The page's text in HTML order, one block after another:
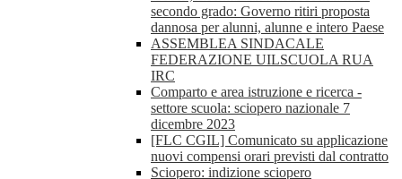
secondo grado: Governo ritiri proposta
dannosa per alunni, alunne e intero Paese
ASSEMBLEA SINDACALE
FEDERAZIONE UILSCUOLA RUA
IRC
Comparto e area istruzione e ricerca -
settore scuola: sciopero nazionale 7
dicembre 2023
[FLC CGIL] Comunicato su applicazione
nuovi compensi orari previsti dal contratto
Sciopero: indizione sciopero